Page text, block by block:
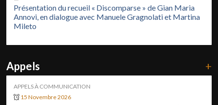
Présentation du recueil « Discomparse » de Gian Maria
Annovi, en dialogue avec Manuele Gragnolati et Martina
Mileto
Appels +
APPELS À COMMUNICATION
15 Novembre 2026